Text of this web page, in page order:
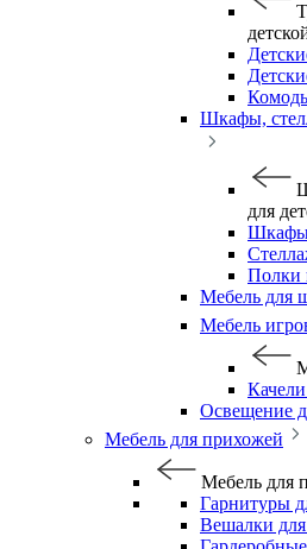
Шкафы,
для
Шкафы
Полки
Мебель для
Мебель
Освещение
Мебель для прихожей
Мебель для
Гарнитуры
Вешалки